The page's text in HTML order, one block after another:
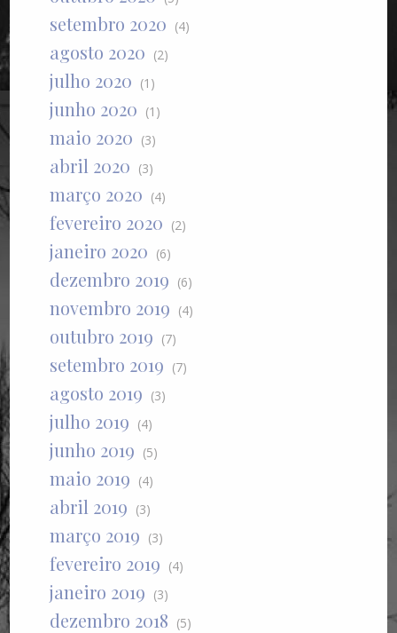
setembro 2020 (4)
agosto 2020 (2)
julho 2020 (1)
junho 2020 (1)
maio 2020 (3)
abril 2020 (3)
março 2020 (4)
fevereiro 2020 (2)
janeiro 2020 (6)
dezembro 2019 (6)
novembro 2019 (4)
outubro 2019 (7)
setembro 2019 (7)
agosto 2019 (3)
julho 2019 (4)
junho 2019 (5)
maio 2019 (4)
abril 2019 (3)
março 2019 (3)
fevereiro 2019 (4)
janeiro 2019 (3)
dezembro 2018 (5)